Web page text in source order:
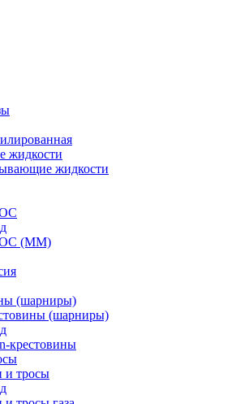
жидкости
жидкости
(ММ)
(шарниры)
(шарниры)
крестовины
и тросы